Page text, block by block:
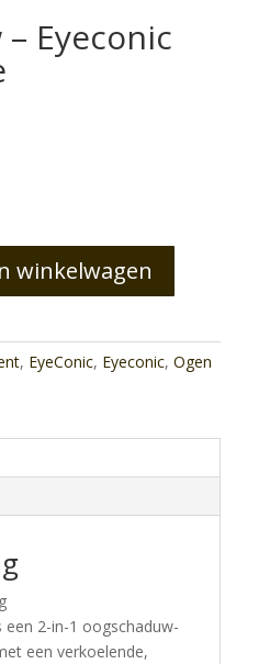
Eyeconic
winkelwagen
, EyeConic, Eyeconic, Ogen
een 2-in-1 oogschaduw-
een verkoelende,